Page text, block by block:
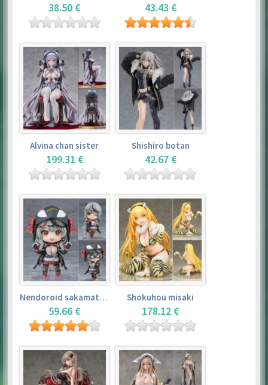
38.50 € 43.43 €
Alvina chan sister
199.31 €
Shishiro botan
42.67 €
Nendoroid sakamata chloe
59.66 €
Shokuhou misaki
178.12 €